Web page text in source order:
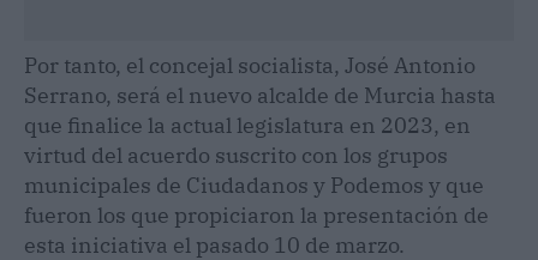
Por tanto, el concejal socialista, José Antonio
Serrano, será el nuevo alcalde de Murcia hasta
que finalice la actual legislatura en 2023, en
virtud del acuerdo suscrito con los grupos
municipales de Ciudadanos y Podemos y que
fueron los que propiciaron la presentación de
esta iniciativa el pasado 10 de marzo.